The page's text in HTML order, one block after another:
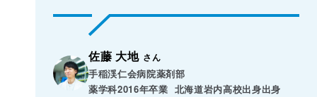
佐藤 大地 さん
手稲渓仁会病院薬剤部
薬学科2016年卒業  北海道岩内高校出身出身